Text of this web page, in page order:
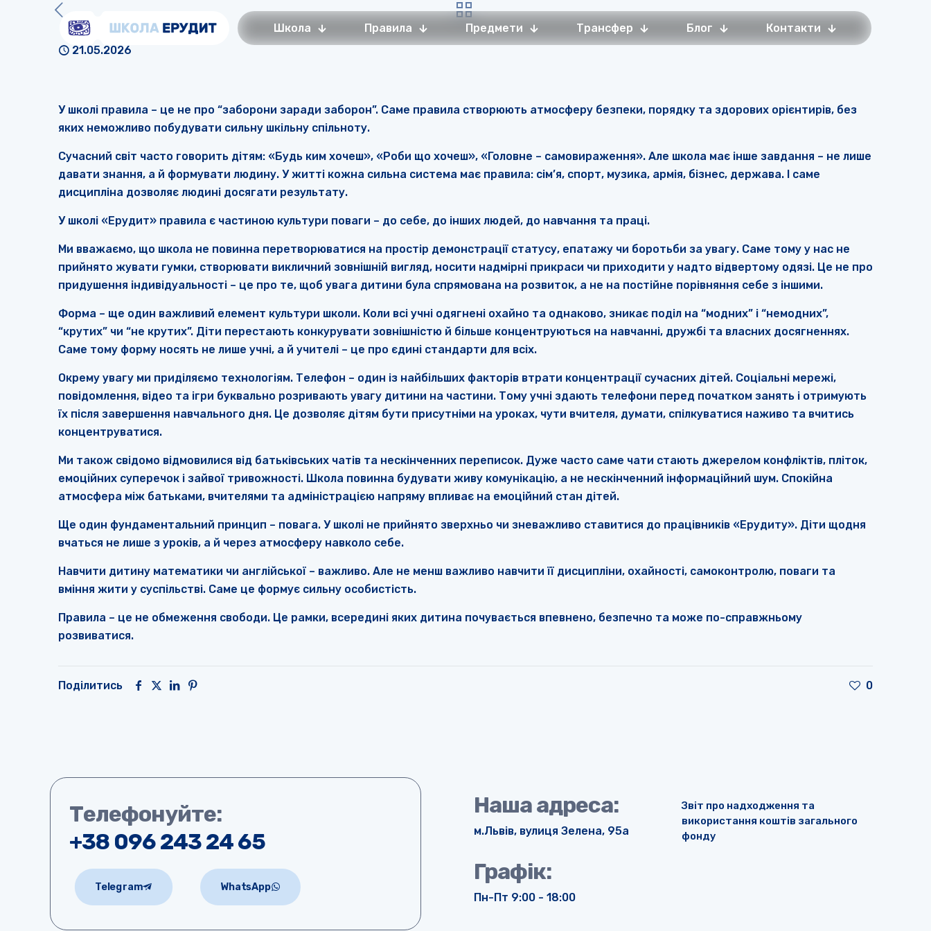
Школа Правила Предмети Трансфер Блог
Контакти
21.05.2026
У школі правила – це не про “заборони заради заборон”. Саме правила створюють атмосферу безпеки, порядку та здорових орієнтирів, без
яких неможливо побудувати сильну шкільну спільноту.
Сучасний світ часто говорить дітям: «Будь ким хочеш», «Роби що хочеш», «Головне – самовираження». Але школа має інше завдання – не лише
давати знання, а й формувати людину. У житті кожна сильна система має правила: сім’я, спорт, музика, армія, бізнес, держава. І саме
дисципліна дозволяє людині досягати результату.
У школі «Ерудит» правила є частиною культури поваги – до себе, до інших людей, до навчання та праці.
Ми вважаємо, що школа не повинна перетворюватися на простір демонстрації статусу, епатажу чи боротьби за увагу. Саме тому у нас не
прийнято жувати гумки, створювати викличний зовнішній вигляд, носити надмірні прикраси чи приходити у надто відвертому одязі. Це не про
придушення індивідуальності – це про те, щоб увага дитини була спрямована на розвиток, а не на постійне порівняння себе з іншими.
Форма – ще один важливий елемент культури школи. Коли всі учні одягнені охайно та однаково, зникає поділ на “модних” і “немодних”,
“крутих” чи “не крутих”. Діти перестають конкурувати зовнішністю й більше концентруються на навчанні, дружбі та власних досягненнях.
Саме тому форму носять не лише учні, а й учителі – це про єдині стандарти для всіх.
Окрему увагу ми приділяємо технологіям. Телефон – один із найбільших факторів втрати концентрації сучасних дітей. Соціальні мережі,
повідомлення, відео та ігри буквально розривають увагу дитини на частини. Тому учні здають телефони перед початком занять і отримують
їх після завершення навчального дня. Це дозволяє дітям бути присутніми на уроках, чути вчителя, думати, спілкуватися наживо та вчитись
концентруватися.
Ми також свідомо відмовилися від батьківських чатів та нескінченних переписок. Дуже часто саме чати стають джерелом конфліктів, пліток,
емоційних суперечок і зайвої тривожності. Школа повинна будувати живу комунікацію, а не нескінченний інформаційний шум. Спокійна
атмосфера між батьками, вчителями та адміністрацією напряму впливає на емоційний стан дітей.
Ще один фундаментальний принцип – повага. У школі не прийнято зверхньо чи зневажливо ставитися до працівників «Ерудиту». Діти щодня
вчаться не лише з уроків, а й через атмосферу навколо себе.
Навчити дитину математики чи англійської – важливо. Але не менш важливо навчити її дисципліни, охайності, самоконтролю, поваги та
вміння жити у суспільстві. Саме це формує сильну особистість.
Правила – це не обмеження свободи. Це рамки, всередині яких дитина почувається впевнено, безпечно та може по-справжньому
розвиватися.
Поділитись 0
Телефонуйте:
+38 096 243 24 65
Telegram WhatsApp
Наша адреса:
м.Львів, вулиця Зелена, 95а
Графік:
Пн-Пт 9:00 - 18:00
Звіт про надходження та
використання коштів загального
фонду